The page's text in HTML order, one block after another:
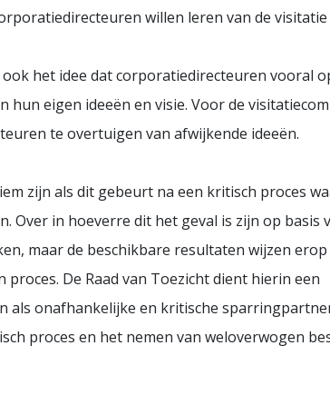
willen leren van de
het idee dat corporatiedirecteuren vooral
eigen ideeën en visie. Voor de
te overtuigen van afwijkende ideeën.
zijn als dit gebeurt na een kritisch proces
Over in hoeverre dit het geval is zijn op basis
maar de beschikbare resultaten wijzen
De Raad van Toezicht dient hierin een
als onafhankelijke en kritische
proces en het nemen van weloverwogen